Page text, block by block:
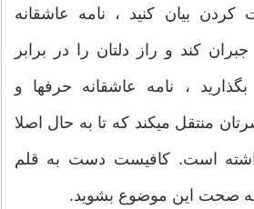
بیان کنید ، نامه عاشقانه
جبران کند و راز دلتان را در برابر
، نامه عاشقانه حرفها و
منتقل میکند که تا به حال اصلا
است. کافیست دست به قلم
صحت این موضوع بشوید.